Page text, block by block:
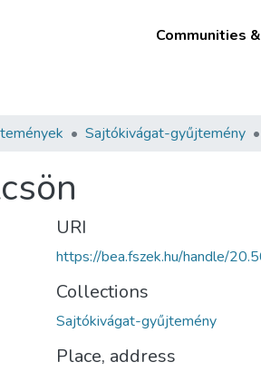
Communities
Sajtókivágat-gyűjtemény
URI
https://bea.fszek.hu/handle/
Collections
Sajtókivágat-gyűjtemény
Place, address